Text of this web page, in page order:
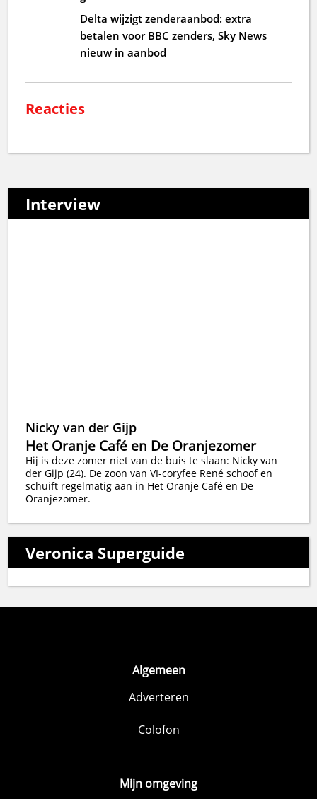
Delta wijzigt zenderaanbod: extra
betalen voor BBC zenders, Sky News
nieuw in aanbod
Reacties
Interview
Nicky van der Gijp
Het Oranje Café en De Oranjezomer
Hij is deze zomer niet van de buis te slaan: Nicky van
der Gijp (24). De zoon van VI-coryfee René schoof en
schuift regelmatig aan in Het Oranje Café en De
Oranjezomer.
Veronica Superguide
Algemeen
Adverteren
Colofon
Mijn omgeving